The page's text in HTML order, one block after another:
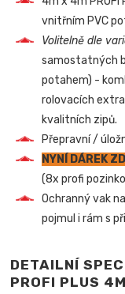
vnitřním PVC
Volitelně dle
samostatných
potahem) -
rolovacích
kvalitních zipů.
Přepravní /
NYNÍ DÁREK
(8x profi
Ochranný vak
pojmul i rám s
DETAILNÍ
PROFI PLUS